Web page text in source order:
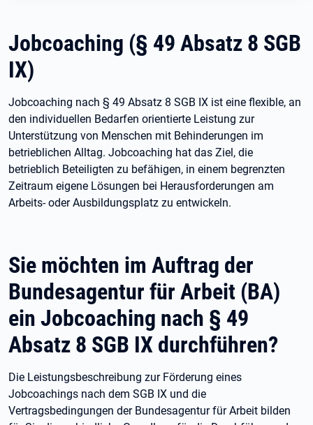
Jobcoaching (§ 49 Absatz 8 SGB
IX)
Jobcoaching nach § 49 Absatz 8 SGB IX ist eine flexible, an
den individuellen Bedarfen orientierte Leistung zur
Unterstützung von Menschen mit Behinderungen im
betrieblichen Alltag. Jobcoaching hat das Ziel, die
betrieblich Beteiligten zu befähigen, in einem begrenzten
Zeitraum eigene Lösungen bei Herausforderungen am
Arbeits- oder Ausbildungsplatz zu entwickeln.
Sie möchten im Auftrag der
Bundesagentur für Arbeit (BA)
ein Jobcoaching nach § 49
Absatz 8 SGB IX durchführen?
Die Leistungsbeschreibung zur Förderung eines
Jobcoachings nach dem SGB IX und die
Vertragsbedingungen der Bundesagentur für Arbeit bilden